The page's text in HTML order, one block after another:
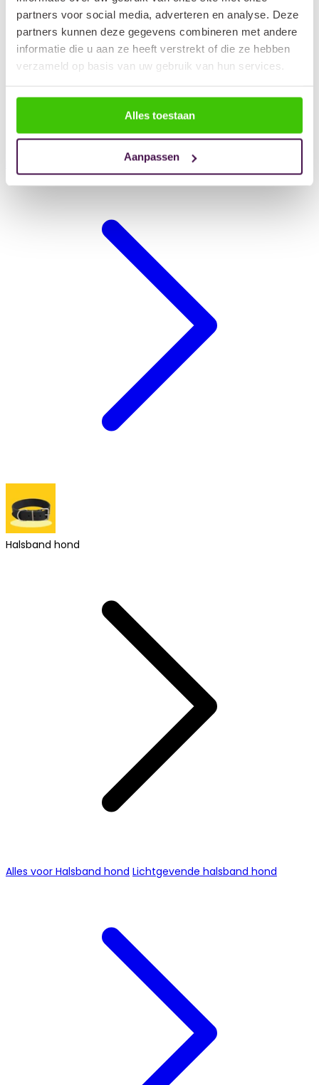
partners voor social media, adverteren en analyse. Deze
partners kunnen deze gegevens combineren met andere
informatie die u aan ze heeft verstrekt of die ze hebben
verzameld op basis van uw gebruik van hun services.
Alles toestaan
Aanpassen
Halsband hond
Alles voor Halsband hond Lichtgevende halsband hond